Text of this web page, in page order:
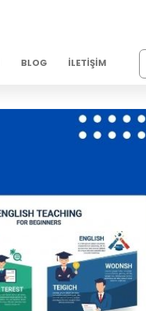
BLOG İLETIŞIM